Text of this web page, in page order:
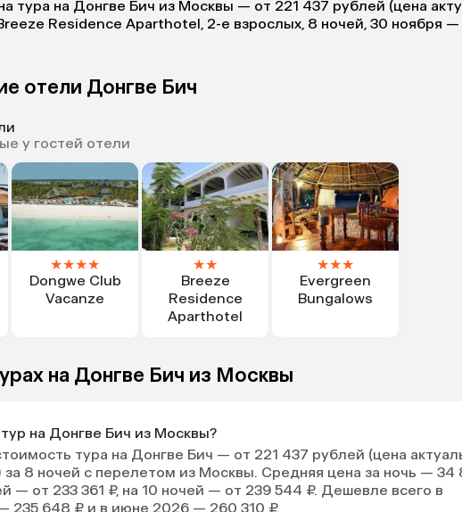
тура на Донгве Бич из Москвы — от 221 437 рублей (цена
Residence Aparthotel, 2-е взрослых, 8 ночей, 30 ноября —
отели Донгве Бич
у гостей отели
★★★★
Dongwe Club
Vacanze
★★
Breeze
Residence
Aparthotel
★★★
Evergreen
Bungalows
на Донгве Бич из Москвы
на Донгве Бич из Москвы?
тура на Донгве Бич — от 221 437 рублей (цена
за 8 ночей с перелетом из Москвы. Средняя цена за ночь — 34
— от 233 361 ₽, на 10 ночей — от 239 544 ₽. Дешевле всего в
235 648 ₽ и в июне 2026 — 260 310 ₽.